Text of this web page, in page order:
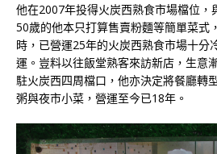
他在2007年投得火炭西熟食市場檔位，
50歲的他本只打算售賣粉麵等簡單菜式
時，已營運25年的火炭西熟食市場十分
運。豈料以往飯堂熟客來訪新店，生意
駐火炭西四周檔口，他亦決定將餐廳轉
粥與夜市小菜，營運至今已18年。